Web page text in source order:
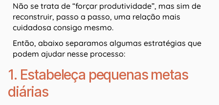
Não se trata de “forçar produtividade”, mas sim de
reconstruir, passo a passo, uma relação mais
cuidadosa consigo mesmo.
Então, abaixo separamos algumas estratégias que
podem ajudar nesse processo:
1. Estabeleça pequenas metas
diárias